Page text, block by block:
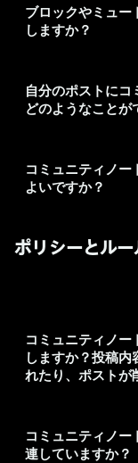
ブロックやミュー
しますか？
自分のポストにコ
どのようなことが
コミュニティノ
よいですか？
ポリシーとルー
コミュニティノ
しますか？投稿
れたり、ポストが
コミュニティノ
連していますか？